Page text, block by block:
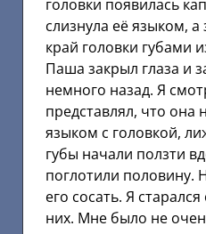
головки появилась
слизнула её языком, а
край головки губами
Паша закрыл глаза и
немного назад. Я
представлял, что она
языком с головкой,
губы начали ползти
поглотили половину.
его сосать. Я
них. Мне было не